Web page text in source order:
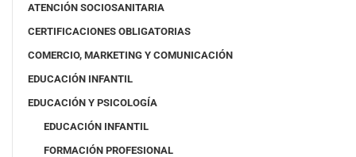
ATENCIÓN SOCIOSANITARIA
CERTIFICACIONES OBLIGATORIAS
COMERCIO, MARKETING Y COMUNICACIÓN
EDUCACIÓN INFANTIL
EDUCACIÓN Y PSICOLOGÍA
EDUCACIÓN INFANTIL
FORMACIÓN PROFESIONAL